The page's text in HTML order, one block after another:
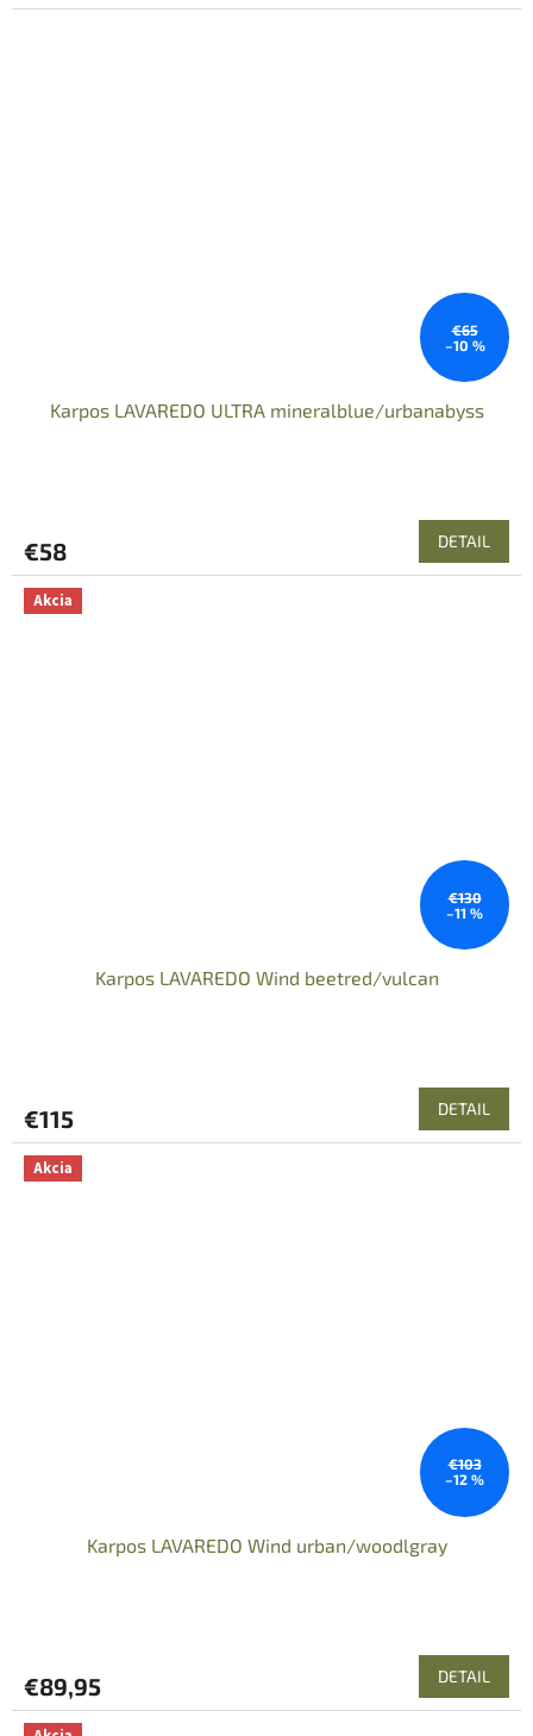
€65
–10 %
Karpos LAVAREDO ULTRA mineralblue/urbanabyss
€58 DETAIL
Akcia
€130
–11 %
Karpos LAVAREDO Wind beetred/vulcan
€115 DETAIL
Akcia
€103
–12 %
Karpos LAVAREDO Wind urban/woodlgray
€89,95 DETAIL